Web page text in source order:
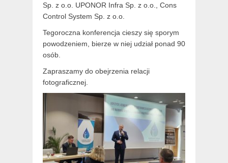
Sp. z o.o. UPONOR Infra Sp. z o.o., Cons
Control System Sp. z o.o.
Tegoroczna konferencja cieszy się sporym
powodzeniem, bierze w niej udział ponad 90
osób.
Zapraszamy do obejrzenia relacji
fotograficznej.